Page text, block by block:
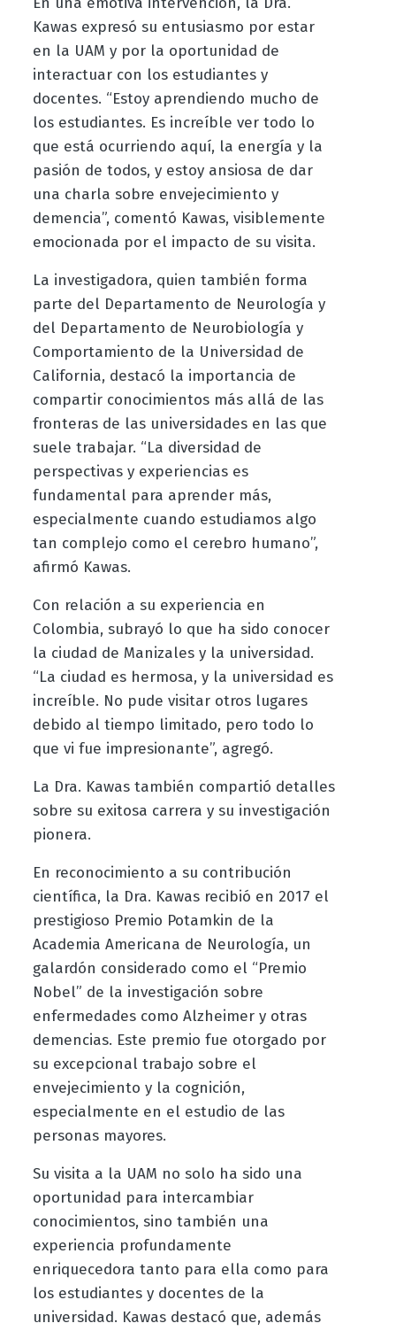
Kawas expresó su entusiasmo por estar
en la UAM y por la oportunidad de
interactuar con los estudiantes y
docentes. “Estoy aprendiendo mucho de
los estudiantes. Es increíble ver todo lo
que está ocurriendo aquí, la energía y la
pasión de todos, y estoy ansiosa de dar
una charla sobre envejecimiento y
demencia”, comentó Kawas, visiblemente
emocionada por el impacto de su visita.
La investigadora, quien también forma
parte del Departamento de Neurología y
del Departamento de Neurobiología y
Comportamiento de la Universidad de
California, destacó la importancia de
compartir conocimientos más allá de las
fronteras de las universidades en las que
suele trabajar. “La diversidad de
perspectivas y experiencias es
fundamental para aprender más,
especialmente cuando estudiamos algo
tan complejo como el cerebro humano”,
afirmó Kawas.
Con relación a su experiencia en
Colombia, subrayó lo que ha sido conocer
la ciudad de Manizales y la universidad.
“La ciudad es hermosa, y la universidad es
increíble. No pude visitar otros lugares
debido al tiempo limitado, pero todo lo
que vi fue impresionante”, agregó.
La Dra. Kawas también compartió detalles
sobre su exitosa carrera y su investigación
pionera.
En reconocimiento a su contribución
científica, la Dra. Kawas recibió en 2017 el
prestigioso Premio Potamkin de la
Academia Americana de Neurología, un
galardón considerado como el “Premio
Nobel” de la investigación sobre
enfermedades como Alzheimer y otras
demencias. Este premio fue otorgado por
su excepcional trabajo sobre el
envejecimiento y la cognición,
especialmente en el estudio de las
personas mayores.
Su visita a la UAM no solo ha sido una
oportunidad para intercambiar
conocimientos, sino también una
experiencia profundamente
enriquecedora tanto para ella como para
los estudiantes y docentes de la
universidad. Kawas destacó que, además